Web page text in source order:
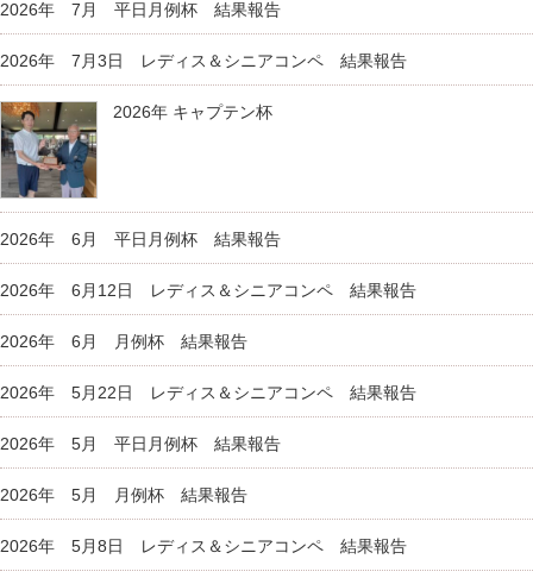
2026年 7月 平日月例杯 結果報告
2026年 7月3日 レディス＆シニアコンペ 結果報告
2026年 キャプテン杯
2026年 6月 平日月例杯 結果報告
2026年 6月12日 レディス＆シニアコンペ 結果報告
2026年 6月 月例杯 結果報告
2026年 5月22日 レディス＆シニアコンペ 結果報告
2026年 5月 平日月例杯 結果報告
2026年 5月 月例杯 結果報告
2026年 5月8日 レディス＆シニアコンペ 結果報告